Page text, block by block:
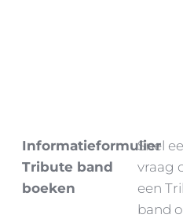
Informatieformulier
Tribute band
boeken
Snel
vraag
een
band